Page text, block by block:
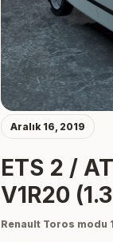
Aralık 16, 2019
ETS 2 /
V1R20
Renault Toros modu